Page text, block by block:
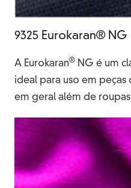
9325 Eurokaran® NG
A Eurokaran® NG é um
ideal para uso em
em geral além de roupas